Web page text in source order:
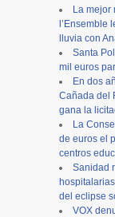
La mejor
l’Ensemble
lluvia con
Santa
mil euros
En dos
Cañada del
gana la
La
de euros el
centros
Sanidad
del eclipse
VOX